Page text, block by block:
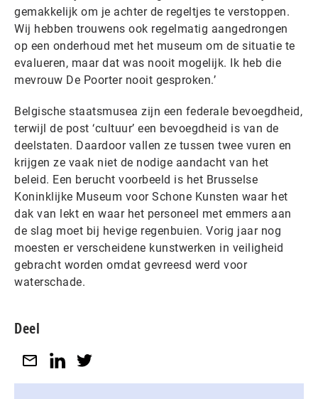
gemakkelijk om je achter de regeltjes te verstoppen.
Wij hebben trouwens ook regelmatig aangedrongen
op een onderhoud met het museum om de situatie te
evalueren, maar dat was nooit mogelijk. Ik heb die
mevrouw De Poorter nooit gesproken.’
Belgische staatsmusea zijn een federale bevoegdheid,
terwijl de post ‘cultuur’ een bevoegdheid is van de
deelstaten. Daardoor vallen ze tussen twee vuren en
krijgen ze vaak niet de nodige aandacht van het
beleid. Een berucht voorbeeld is het Brusselse
Koninklijke Museum voor Schone Kunsten waar het
dak van lekt en waar het personeel met emmers aan
de slag moet bij hevige regenbuien. Vorig jaar nog
moesten er verscheidene kunstwerken in veiligheid
gebracht worden omdat gevreesd werd voor
waterschade.
Deel